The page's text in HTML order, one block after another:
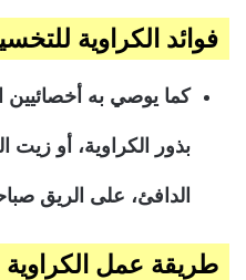
فوائد الكراوية
كما يوصي به أخصائيين
بذور الكراوية، أو زيت
الدافئ، على الريق
طريقة عمل الكراوية